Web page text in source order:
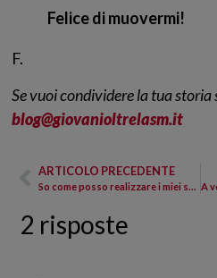
Felice di muovermi!
F.
Se vuoi condividere la tua storia
blog@giovanioltrelasm.it
ARTICOLO PRECEDENTE
So come posso realizzare i miei sogni, malgrado te.
2 risposte